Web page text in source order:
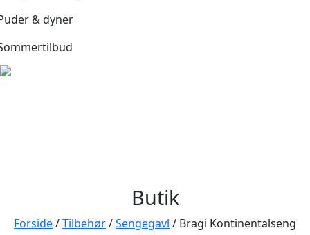
& dyner
Butik
Forside/Tilbehør/Sengegavl / Bragi Kontinentalseng